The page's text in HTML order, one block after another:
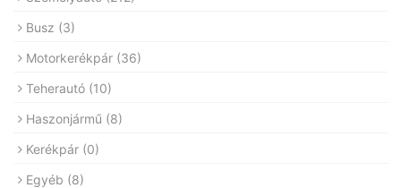
Busz (3)
Motorkerékpár (36)
Teherautó (10)
Haszonjármű (8)
Kerékpár (0)
Egyéb (8)